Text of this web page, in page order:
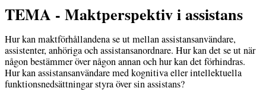
anordnare”
TEMA - Maktperspektiv i assistans
Hur kan maktförhållandena se ut mellan assistansanvändare,
assistenter, anhöriga och assistansanordnare. Hur kan det se ut när
någon bestämmer över någon annan och hur kan det förhindras.
Hur kan assistansanvändare med kognitiva eller intellektuella
funktionsnedsättningar styra över sin assistans?